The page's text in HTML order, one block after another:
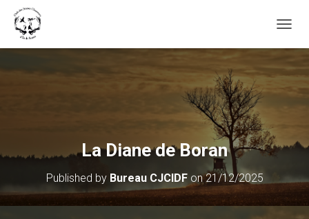
La Diane de Boran
Published by Bureau CJCIDFon21/12/2025